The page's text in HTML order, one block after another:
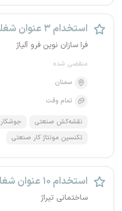
استخدام ۳ عنوان شغلی
فرا سازان نوین فرو آلیاژ
منقضی شده
سمنان
تمام وقت
نقشه‌کش صنعتی
جوشکار
تکنسین مونتاژ کار صنعتی
استخدام ۱۰ عنوان شغلی
ساختمانی تیراژ